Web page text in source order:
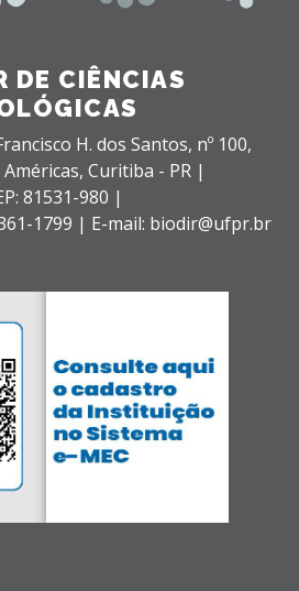
DE CIÊNCIAS
H. dos Santos, nº 100,
Curitiba - PR |
81531-980 |
1799 | E-mail: biodir@ufpr.br